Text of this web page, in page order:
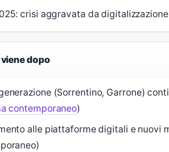
crisi aggravata da
dopo
(Sorrentino, Garrone)
contemporaneo)
alle piattaforme digitali e nuovi